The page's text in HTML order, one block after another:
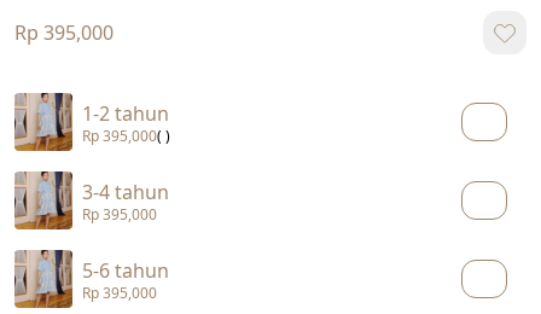
Rp 395,000
1-2 tahun
Rp 395,000( )
3-4 tahun
Rp 395,000
5-6 tahun
Rp 395,000